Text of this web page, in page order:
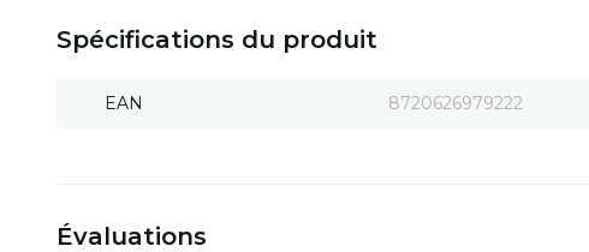
Spécifications du produit
EAN 8720626979222
Évaluations